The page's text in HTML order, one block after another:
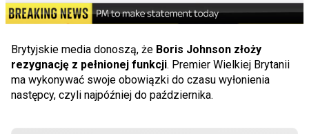
Brytyjskie media donoszą, że Boris Johnson złoży
rezygnację z pełnionej funkcji. Premier Wielkiej Brytanii
ma wykonywać swoje obowiązki do czasu wyłonienia
następcy, czyli najpóźniej do października.